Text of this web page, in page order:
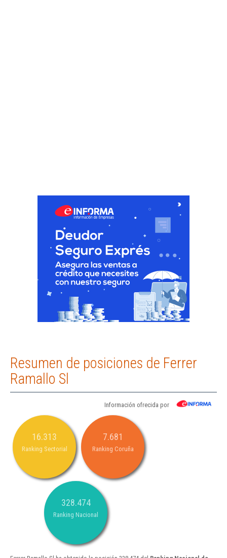
Resumen de posiciones de Ferrer
Ramallo Sl
Información ofrecida por
16.313
Ranking Sectorial
7.681
Ranking Coruña
328.474
Ranking Nacional